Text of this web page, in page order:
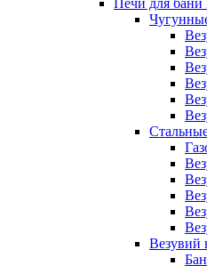
Печи для бани
Везувий